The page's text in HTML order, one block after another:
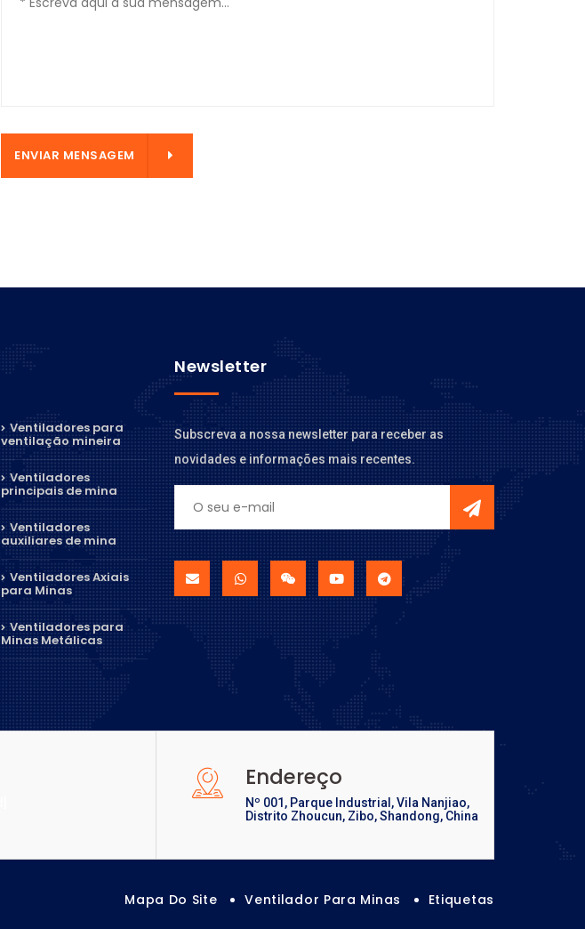
ENVIAR MENSAGEM
Ventiladores para
ventilação mineira
Ventiladores
principais de mina
Ventiladores
auxiliares de mina
Ventiladores Axiais
para Minas
Ventiladores para
Minas Metálicas
Newsletter
Subscreva a nossa newsletter para receber as
novidades e informações mais recentes.
Endereço
Nº 001, Parque Industrial, Vila Nanjiao,
Distrito Zhoucun, Zibo, Shandong, China
Mapa Do Site Ventilador Para Minas Etiquetas